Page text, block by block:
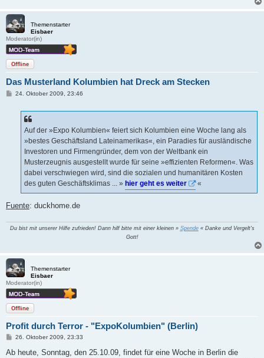
Themenstarter
Eisbaer
Moderator(in)
Offline
Das Musterland Kolumbien hat Dreck am Stecken
B24. Oktober 2009, 23:46
Auf der »Expo Kolumbien« feiert sich Kolumbien eine Woche lang als
»bestes Geschäftsland Lateinamerikas«, ein Paradies für ausländische
Investoren und Firmengründer, dem von der Weltbank ein
Musterzeugnis ausgestellt wurde für seine »effizienten Reformen«. Was
dabei verschwiegen wird, sind die sozialen und humanitären Kosten
des guten Geschäftsklimas ... » hier geht es weiter «
Fuente: duckhome.de
Du bist mit unserer Hilfe zufrieden! Dann hilf bitte mit einer kleinen » Spende« Danke und Vergelt's
Gott!
Themenstarter
Eisbaer
Moderator(in)
Offline
Profit durch Terror - "ExpoKolumbien" (Berlin)
B
i
26. Oktober 2009, 23:33
Ab heute, Sonntag, den 25.10.09, findet für eine Woche in Berlin die